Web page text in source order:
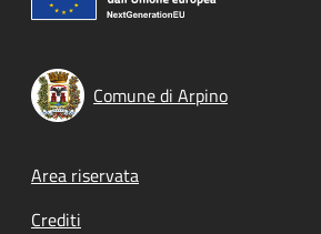
Comune di Arpino
Footer menu
Area riservata
Crediti